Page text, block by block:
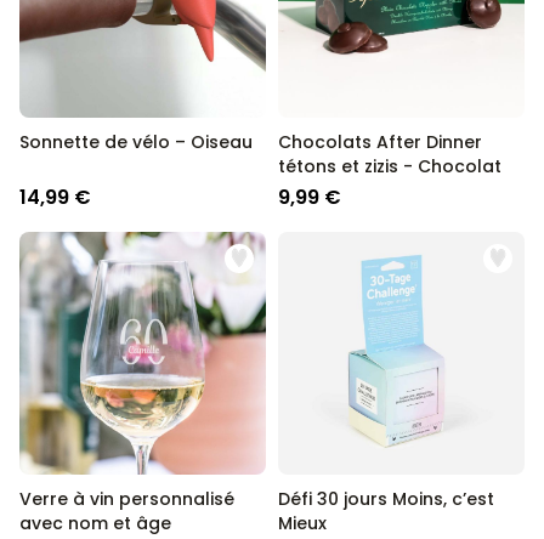
Sonnette de vélo – Oiseau
14,99 €
Chocolats After Dinner
tétons et zizis - Chocolat
9,99 €
Verre à vin personnalisé
avec nom et âge
Défi 30 jours Moins, c’est
Mieux